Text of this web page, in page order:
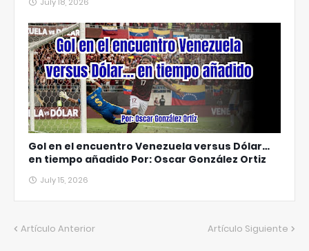
Gol en el encuentro Venezuela versus Dólar…
en tiempo añadido Por: Oscar González Ortiz
July 15, 2026
Artículo Anterior Artículo Siguiente